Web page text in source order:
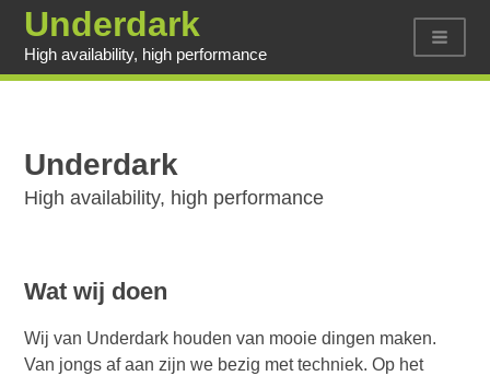
Underdark
High availability, high performance
Over ons
Projecten
Contact
Underdark
High availability, high performance
Wat wij doen
Wij van Underdark houden van mooie dingen maken.
Van jongs af aan zijn we bezig met techniek. Op het